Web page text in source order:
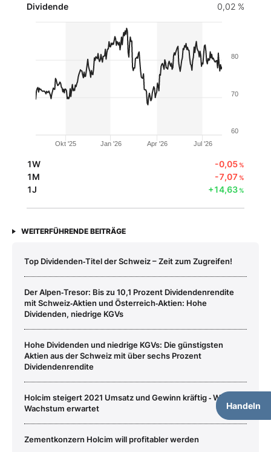
Dividende
0,02 %
Handeln
Okt '25 Jan '26 Apr '26 Jul '26
60
70
80
1W -0,05%
1M -7,07 %
1J +14,63%
WEITERFÜHRENDE BEITRÄGE
Top Dividenden‑Titel der Schweiz – Zeit zum Zugreifen!
Der Alpen‑Tresor: Bis zu 10,1 Prozent Dividendenrendite
mit Schweiz‑Aktien und Österreich‑Aktien: Hohe
Dividenden, niedrige KGVs
Hohe Dividenden und niedrige KGVs: Die günstigsten
Aktien aus der Schweiz mit über sechs Prozent
Dividendenrendite
Holcim steigert 2021 Umsatz und Gewinn kräftig ‑ Weiteres
Wachstum erwartet
Zementkonzern Holcim will profitabler werden